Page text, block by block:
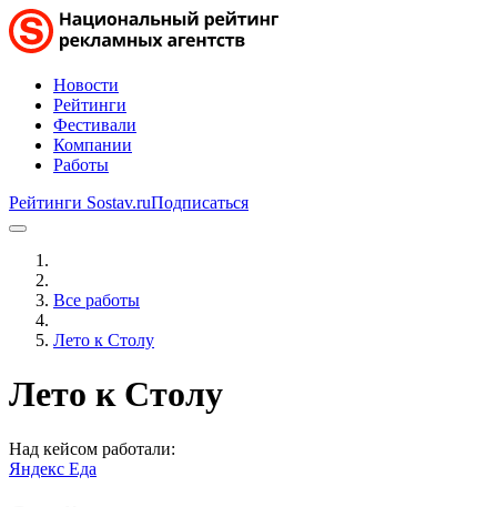
Новости
Рейтинги
Фестивали
Компании
Работы
Рейтинги Sostav.ruПодписаться
Все работы
Лето к Столу
Лето к Столу
Над кейсом работали:
Яндекс Еда